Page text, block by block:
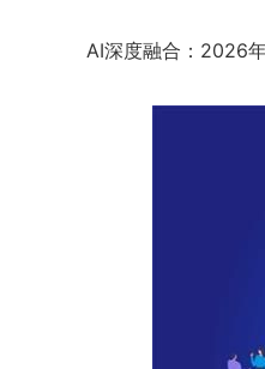
AI深度融合：2026